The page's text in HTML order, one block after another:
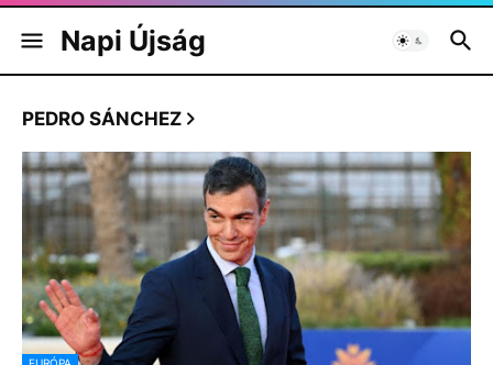
Napi Újság
PEDRO SÁNCHEZ